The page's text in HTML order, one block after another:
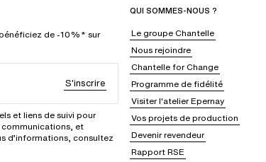
de -10%* sur
S'inscrire
et liens de suivi pour
et
d’informations, consultez
QUI SOMMES-NOUS ?
Le groupe Chantelle
Nous rejoindre
Chantelle for Change
Programme de fidélité
Visiter l'atelier Epernay
Vos projets de production
Devenir revendeur
Rapport RSE